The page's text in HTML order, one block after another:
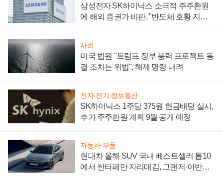
삼성전자 SK하이닉스 소극적 주주환원
에 해외 증권가 비판, "반도체 호황 지속
사회
미국 법원 "트럼프 정부 풍력 프로젝트 동
결 조치는 위법", 해제 명령 내려
전자·전기·정보통신
SK하이닉스 1주당 375원 현금배당 실시,
추가 주주환원 계획 9월 공개 예정
자동차·부품
현대차 올해 SUV 국내 베스트셀러 톱10
에서 싼타페만 자리매김, 그랜저·아반떼